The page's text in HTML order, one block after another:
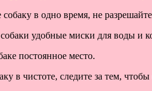
собаку в одно время, не
удобные миски для воды и
постоянное место.
в чистоте, следите за тем,